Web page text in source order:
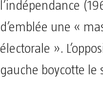
l’indépendance
d’emblée une «
électorale ».
gauche boycotte le